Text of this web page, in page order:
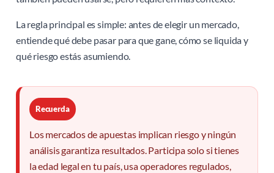
La regla principal es simple: antes de elegir un mercado,
entiende qué debe pasar para que gane, cómo se liquida y
qué riesgo estás asumiendo.
Recuerda
Los mercados de apuestas implican riesgo y ningún
análisis garantiza resultados. Participa solo si tienes
la edad legal en tu país, usa operadores regulados,